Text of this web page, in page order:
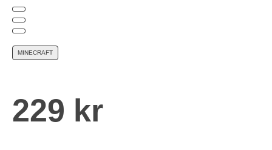
MINECRAFT
229 kr